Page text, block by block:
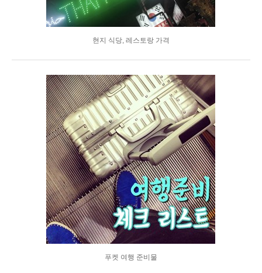
현지 식당, 레스토랑 가격
푸켓 여행 준비물